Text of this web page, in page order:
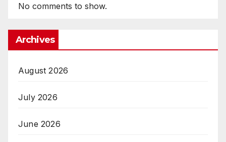
No comments to show.
Archives
August 2026
July 2026
June 2026